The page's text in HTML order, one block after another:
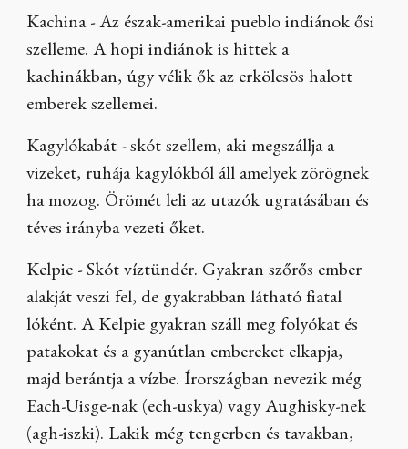
Kachina - Az észak-amerikai pueblo indiánok ősi
szelleme. A hopi indiánok is hittek a
kachinákban, úgy vélik ők az erkölcsös halott
emberek szellemei.
Kagylókabát - skót szellem, aki megszállja a
vizeket, ruhája kagylókból áll amelyek zörögnek
ha mozog. Örömét leli az utazók ugratásában és
téves irányba vezeti őket.
Kelpie - Skót víztündér. Gyakran szőrős ember
alakját veszi fel, de gyakrabban látható fiatal
lóként. A Kelpie gyakran száll meg folyókat és
patakokat és a gyanútlan embereket elkapja,
majd berántja a vízbe. Írországban nevezik még
Each-Uisge-nak (ech-uskya) vagy Aughisky-nek
(agh-iszki). Lakik még tengerben és tavakban,